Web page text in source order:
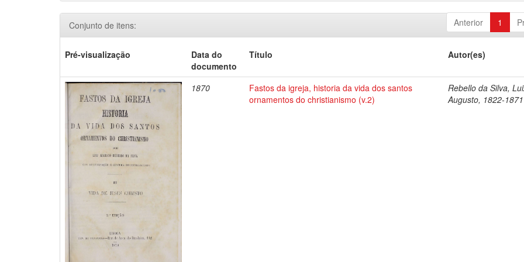
Anterior 1
Conjunto de itens:
Pré-visualização
Data do
documento
Título Autor(es)
1870
Fastos da igreja, historia da vida dos santos
ornamentos do christianismo (v.2)
Rebello da Silva,
Augusto, 1822-1871